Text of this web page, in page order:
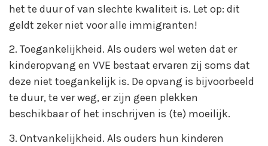
het te duur of van slechte kwaliteit is. Let op: dit
geldt zeker niet voor alle immigranten!
2. Toegankelijkheid. Als ouders wel weten dat er
kinderopvang en VVE bestaat ervaren zij soms dat
deze niet toegankelijk is. De opvang is bijvoorbeeld
te duur, te ver weg, er zijn geen plekken
beschikbaar of het inschrijven is (te) moeilijk.
3. Ontvankelijkheid. Als ouders hun kinderen